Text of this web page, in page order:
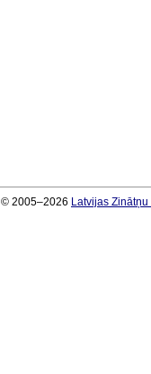
© 2005–2026 Latvijas